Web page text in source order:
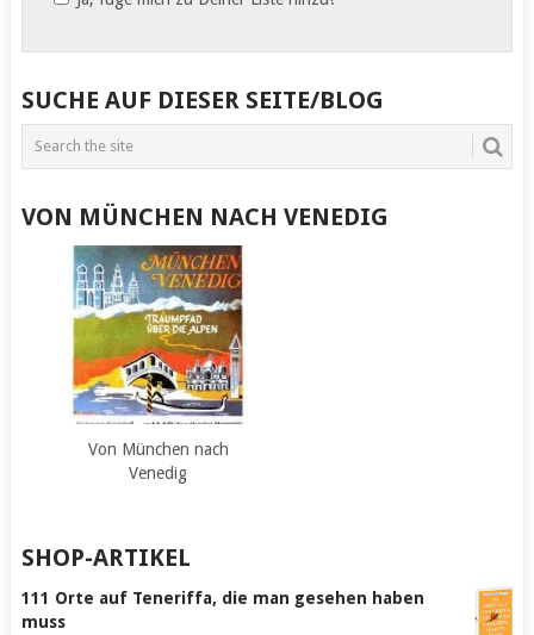
SUCHE AUF DIESER SEITE/BLOG
VON MÜNCHEN NACH VENEDIG
Von München nach
Venedig
SHOP-ARTIKEL
111 Orte auf Teneriffa, die man gesehen haben
muss